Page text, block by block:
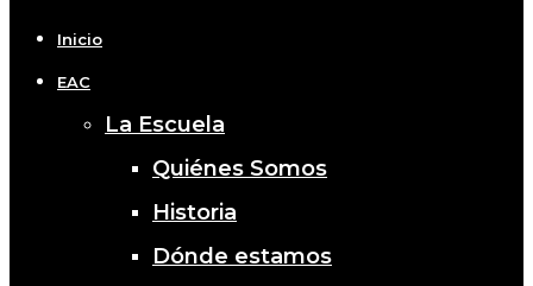
Inicio
EAC
La Escuela
Quiénes Somos
Historia
Dónde estamos